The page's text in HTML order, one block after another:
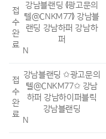
접
수
완
료
강남블랜딩 ⦉광고문의
텔@CNKM77⦊ 강남블
랜딩 강남하퍼 강남하
퍼
N
접
수
완
료
강남블랜딩 ✩광고문의
텔@CNKM77✩ 강남
하퍼 강남하이퍼블릭
강남블랜딩
N